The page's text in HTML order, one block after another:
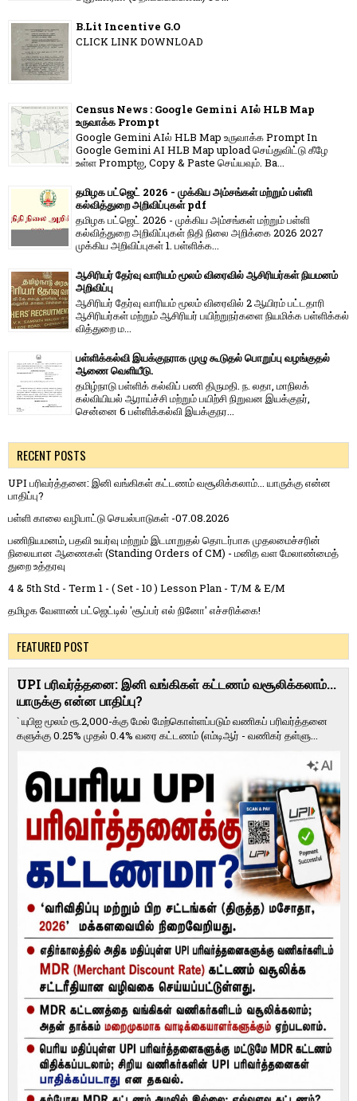
B.Lit Incentive G.O
CLICK LINK DOWNLOAD
Census News : Google Gemini AIல் HLB Map
உருவாக்க Prompt
Google Gemini AIல் HLB Map உருவாக்க Prompt In
Google Gemini AI HLB Map upload செய்துவிட்டு கீழே
உள்ள Promptஐ, Copy & Paste செய்யவும். Ba...
தமிழக பட்ஜெட் 2026 - முக்கிய அம்சங்கள் மற்றும் பள்ளி
கல்வித்துறை அறிவிப்புகள் pdf
தமிழக பட்ஜெட் 2026 - முக்கிய அம்சங்கள் மற்றும் பள்ளி
கல்வித்துறை அறிவிப்புகள் நிதி நிலை அறிக்கை 2026 2027
முக்கிய அறிவிப்புகள் 1. பள்ளிக்க...
ஆசிரியர் தேர்வு வாரியம் மூலம் விரைவில் ஆசிரியர்கள் நியமனம்
அறிவிப்பு
ஆசிரியர் தேர்வு வாரி​யம் மூலம் விரை​வில் 2 ஆயிரம் பட்​ட​தாரி
ஆசிரியர்​கள் மற்​றும் ஆசிரியர் பயிற்றுநர்​களை நியமிக்க பள்​ளிக்​கல்​
வித்​துறை ம...
பள்ளிக்கல்வி இயக்குநராக முழு கூடுதல் பொறுப்பு வழங்குதல்
ஆணை வெளியீடு.
தமிழ்நாடு பள்ளிக் கல்விப் பணி திருமதி. ந. லதா, மாநிலக்
கல்வியியல் ஆராய்ச்சி மற்றும் பயிற்சி நிறுவன இயக்குநர்,
சென்னை 6 பள்ளிக்கல்வி இயக்குநர...
RECENT POSTS
UPI பரிவர்த்தனை: இனி வங்கிகள் கட்டணம் வசூலிக்கலாம்... யாருக்கு என்ன
பாதிப்பு?
பள்ளி காலை வழிபாட்டு செயல்பாடுகள் -07.08.2026
பணிநியமனம், பதவி உயர்வு மற்றும் இடமாறுதல் தொடர்பாக முதலமைச்சரின்
நிலையான ஆணைகள் (Standing Orders of CM) - மனித வள மேலாண்மைத்
துறை உத்தரவு
4 & 5th Std - Term 1 - ( Set - 10 ) Lesson Plan - T/M & E/M
தமிழக வேளாண் பட்ஜெட்டில் 'சூப்பர் எல் நினோ' எச்சரிக்கை!
FEATURED POST
UPI பரிவர்த்தனை: இனி வங்கிகள் கட்டணம் வசூலிக்கலாம்...
யாருக்கு என்ன பாதிப்பு?
` யுபிஐ மூலம் ரூ.2,000-க்கு மேல் மேற்​கொள்​ளப்​படும் வணி​கப் பரிவர்த்​தனை​
களுக்கு 0.25% முதல் 0.4% வரை கட்​ட​ணம் (எம்​டிஆர் - வணி​கர் தள்​ளு...